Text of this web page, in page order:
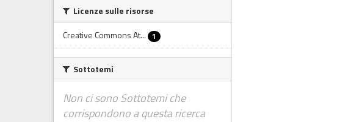
Licenze sulle risorse
Creative Commons At... 1
Sottotemi
Non ci sono Sottotemi che
corrispondono a questa ricerca